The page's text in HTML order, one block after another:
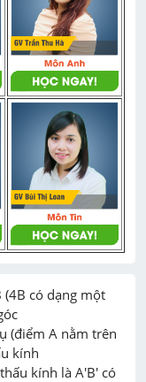
(4B có dạng một
(điểm A nằm trên
kính
kính là A'B' có